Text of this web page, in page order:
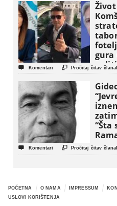
gura
 Komentari  Pročitaj čitav
“Šta
 Komentari  Pročitaj čitav
POČETNA O NAMA IMPRESSUM
USLOVI KORIŠTENJA